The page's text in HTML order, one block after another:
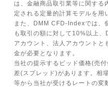
は、金融商品取引業等に関す
定される定量的計算モデルを用
また、DMM CFD-Indexでは、
も取引の額に対して10%以上
アカウント、法人アカウントと
金が必要となります。
当社の提示するビッド価格(売
差(スプレッド)があります。相
等から当社が受けるレートの変